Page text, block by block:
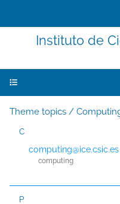
Instituto de
Theme topics /
C
computing@ice.csic.es
computing
P